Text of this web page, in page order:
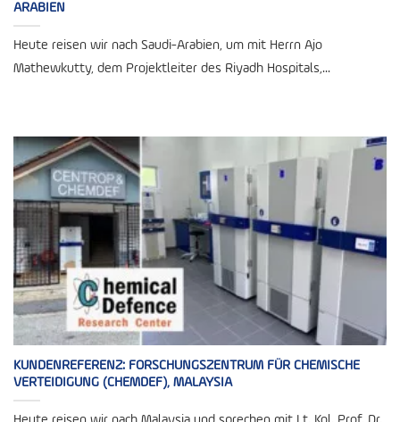
ARABIEN
Heute reisen wir nach Saudi-Arabien, um mit Herrn Ajo
Mathewkutty, dem Projektleiter des Riyadh Hospitals,...
KUNDENREFERENZ: FORSCHUNGSZENTRUM FÜR CHEMISCHE
VERTEIDIGUNG (CHEMDEF), MALAYSIA